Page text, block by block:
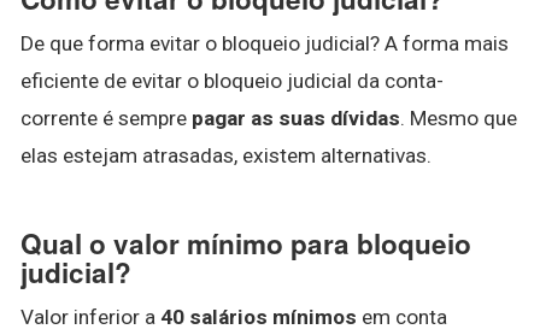
De que forma evitar o bloqueio judicial? A forma mais
eficiente de evitar o bloqueio judicial da conta-
corrente é sempre pagar as suas dívidas. Mesmo que
elas estejam atrasadas, existem alternativas.
Qual o valor mínimo para bloqueio
judicial?
Valor inferior a 40 salários mínimos em conta